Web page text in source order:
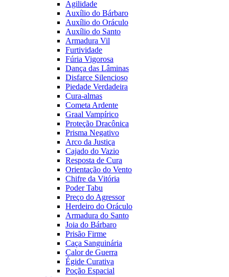
Agilidade
Auxílio do Bárbaro
Auxílio do Oráculo
Auxílio do Santo
Armadura Vil
Furtividade
Fúria Vigorosa
Dança das Lâminas
Disfarce Silencioso
Piedade Verdadeira
Cura-almas
Cometa Ardente
Graal Vampírico
Proteção Dracônica
Prisma Negativo
Arco da Justiça
Cajado do Vazio
Resposta de Cura
Orientação do Vento
Chifre da Vitória
Poder Tabu
Preço do Agressor
Herdeiro do Oráculo
Armadura do Santo
Joia do Bárbaro
Prisão Firme
Caça Sanguinária
Calor de Guerra
Égide Curativa
Poção Espacial